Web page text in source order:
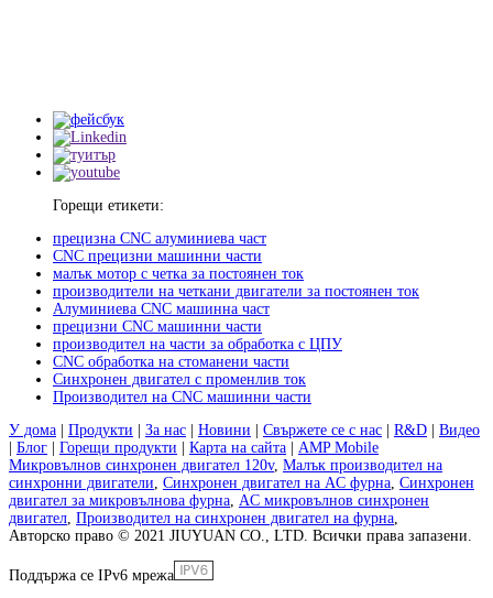
Горещи етикети:
прецизна CNC алуминиева част
CNC прецизни машинни части
малък мотор с четка за постоянен ток
производители на четкани двигатели за постоянен ток
Алуминиева CNC машинна част
прецизни CNC машинни части
производител на части за обработка с ЦПУ
CNC обработка на стоманени части
Синхронен двигател с променлив ток
Производител на CNC машинни части
У дома | Продукти | За нас | Новини | Свържете се с нас | R&D | Видео
| Блог | Горещи продукти | Карта на сайта | AMP Mobile
Микровълнов синхронен двигател 120v, Малък производител на
синхронни двигатели Синхронен двигател на AC фурна Синхронен
двигател за микровълнова фурна AC микровълнов синхронен
двигател Производител на синхронен двигател на фурна
Авторско право © 2021 JIUYUAN CO., LTD. Всички права запазени.
Поддържа се IPv6 мрежа